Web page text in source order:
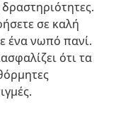
σε καλή
ένα νωπό πανί.
ότι τα